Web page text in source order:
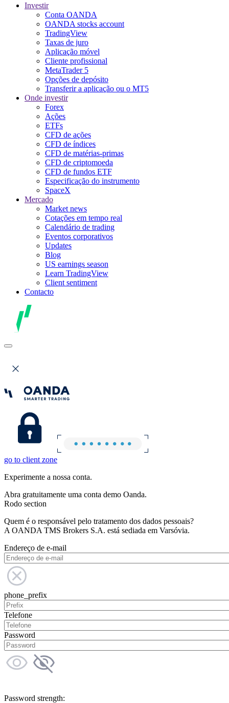
Investir
Conta OANDA
OANDA stocks account
TradingView
Taxas de juro
Aplicação móvel
Cliente profissional
MetaTrader 5
Opções de depósito
Transferir a aplicação ou o MT5
Onde investir
Forex
Ações
ETFs
CFD de ações
CFD de índices
CFD de matérias-primas
CFD de criptomoeda
CFD de fundos ETF
Especificação do instrumento
SpaceX
Mercado
Market news
Cotações em tempo real
Calendário de trading
Eventos corporativos
Updates
Blog
US earnings season
Learn TradingView
Client sentiment
Contacto
go to client zone
Experimente a nossa conta.
Abra gratuitamente uma conta demo Oanda.
Rodo section
Quem é o responsável pelo tratamento dos dados pessoais?
A OANDA TMS Brokers S.A. está sediada em Varsóvia.
Endereço de e-mail
phone_prefix
Telefone
Password
Password strength: